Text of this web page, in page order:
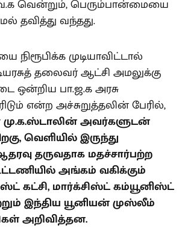
வென்றும், பெரும்பான்மையை
தவித்து வந்தது.
முடியாவிட்டால்
தலைவர் ஆட்சி அமலுக்கு
ஒன்றிய பா.ஜ.க அரசு
என்ற அச்சுறுத்தலின் பேரில்,
மு.க.ஸ்டாலின் அவர்களுடன்
வெளியில் இருந்து
தருவதாக மதச்சார்பற்ற
அங்கம் வகிக்கும்
கட்சி, மார்க்சிஸ்ட் கம்யூனிஸ்ட்
இந்திய யூனியன் முஸ்லீம்
அறிவித்தன.